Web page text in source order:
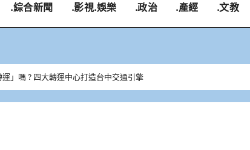
.綜合新聞 .影視.娛樂 .政治 .產經 .文教
」嗎 ? 四大轉運中心打造台中交通引擎